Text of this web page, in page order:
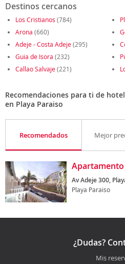
Destinos cercanos
Los Cristianos (784)
Arona (660)
Adeje - Costa Adeje(295)
Guia de Isora (232)
Callao Salvaje(221)
Recomendaciones para ti de
en Playa Paraiso
Recomendados Mejor
Av Adeje 300,
Playa Paraiso
¿Dudas?
Mis